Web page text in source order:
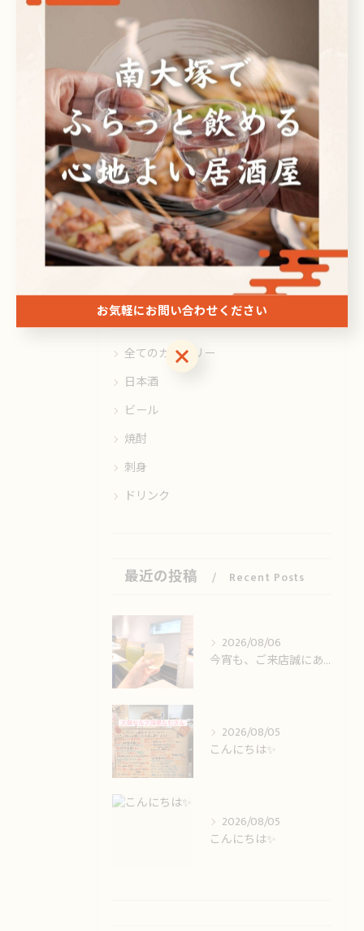
< 前のページ 一覧に戻る 次のページ >
関連タグ
#居酒屋
カテゴリー Categories
全てのカテゴリー
日本酒
ビール
焼酎
刺身
ドリンク
最近の投稿 Recent Posts
2026/08/06
今宵も、ご来店誠にありがとうございました🙏
2026/08/05
こんにちは✨️
2026/08/05
こんにちは✨️
お気軽にお問い合わせください
お気軽にお問い合わせください